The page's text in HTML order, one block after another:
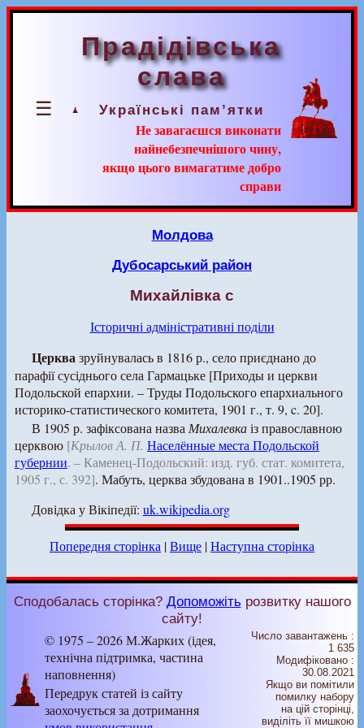
☰
Прадідівська
слава
Українські пам’ятки
Не завагаєшся виконати
найнебезпечнішого чину,
якщо цього вимагатиме добро
справи
Молдова
Дубосарський район
Михайлівка с
Історичні адміністративні поділи
Церква зруйнувалась в 1816 р., село приєднано до
парафії сусіднього села Гармацьке [Приходы и церкви
Подольской епархии. – Труды Подольского епархиального
историко-статистического комитета, 1901 г., т. 9, c. 20].
В 1905 р. зафіксована назва Михалевкаіз православною
церквою [Крылов А. П. Населённые места Подольской
губернии. – Каменец-Подольский: изд. губ. стат. комитета,
1905 г., с. 392]. Мабуть, церква збудована в 1901..1905 рр.
Довідка у Вікіпедії: uk.wikipedia.org
Попередня сторінка |Вище |Наступна сторінка
Сподобалась сторінка? Допоможіть розвитку нашого
сайту!
© 1975 – 2026 М.Жарких (ідея,
технічна підтримка, частина
наповнення)
Передрук статей із сайту
заохочується за дотримання
Число завантажень :
1 635
Модифіковано :
30.08.2021
Якщо ви помітили
помилку набору
на цiй сторiнцi,
видiлiть її мишкою